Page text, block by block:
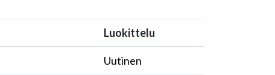
Luokittelu
Uutinen